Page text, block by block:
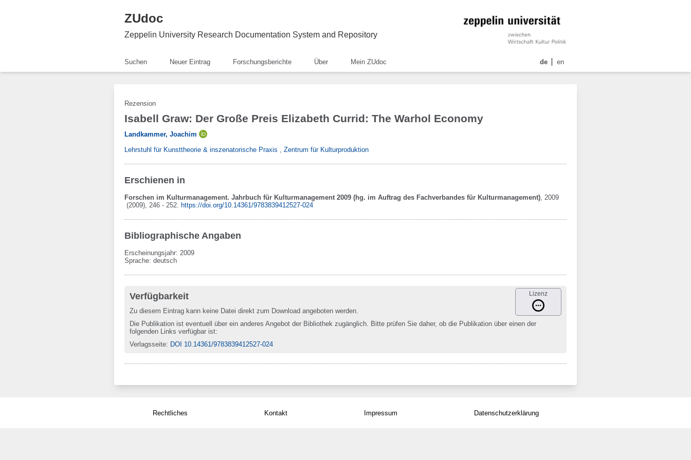
ZUdoc
Zeppelin University Research Documentation System and Repository
Suchen Neuer Eintrag Forschungsberichte Über Mein ZUdoc de en
Rezension
Isabell Graw: Der Große Preis Elizabeth Currid: The Warhol Economy
Landkammer, Joachim
Lehrstuhl für Kunsttheorie & inszenatorische Praxis , Zentrum für Kulturproduktion
Erschienen in
Forschen im Kulturmanagement. Jahrbuch für Kulturmanagement 2009 (hg. im Auftrag des Fachverbandes für Kulturmanagement), 2009
(2009), 246 - 252. https://doi.org/10.14361/9783839412527-024
Bibliographische Angaben
Erscheinungsjahr: 2009
Sprache: deutsch
Verfügbarkeit Lizenz
Zu diesem Eintrag kann keine Datei direkt zum Download angeboten werden.
Die Publikation ist eventuell über ein anderes Angebot der Bibliothek zugänglich. Bitte prüfen Sie daher, ob die Publikation über einen der
folgenden Links verfügbar ist:
Verlagsseite: DOI 10.14361/9783839412527-024
Rechtliches Kontakt Impressum Datenschutzerklärung